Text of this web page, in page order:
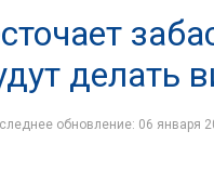
делать
обновление: 06 января